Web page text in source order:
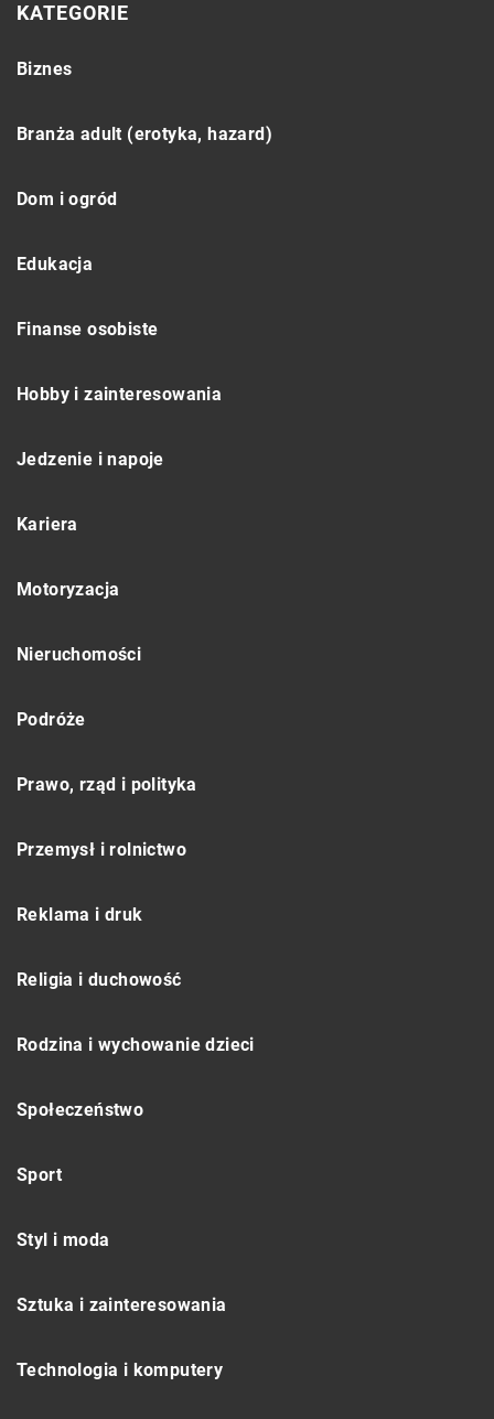
KATEGORIE
Biznes
Branża adult (erotyka, hazard)
Dom i ogród
Edukacja
Finanse osobiste
Hobby i zainteresowania
Jedzenie i napoje
Kariera
Motoryzacja
Nieruchomości
Podróże
Prawo, rząd i polityka
Przemysł i rolnictwo
Reklama i druk
Religia i duchowość
Rodzina i wychowanie dzieci
Społeczeństwo
Sport
Styl i moda
Sztuka i zainteresowania
Technologia i komputery